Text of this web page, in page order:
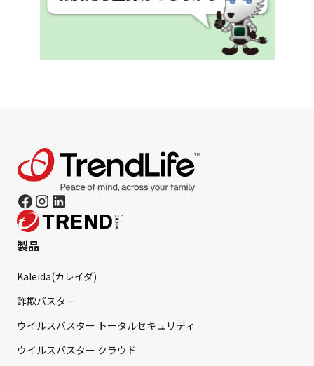
製品
Kaleida(カレイダ)
詐欺バスター
ウイルスバスター トータルセキュリティ
ウイルスバスター クラウド